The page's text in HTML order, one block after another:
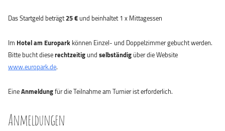
Das Startgeld beträgt25 €und beinhaltet 1 x Mittagessen
Im Hotel am Europarkkönnen Einzel- und Doppelzimmer gebucht werden.
Bitte bucht dieserechtzeitigundselbständigüber die Website
www.europark.de.
EineAnmeldungfür die Teilnahme am Turnier ist erforderlich.
Anmeldungen